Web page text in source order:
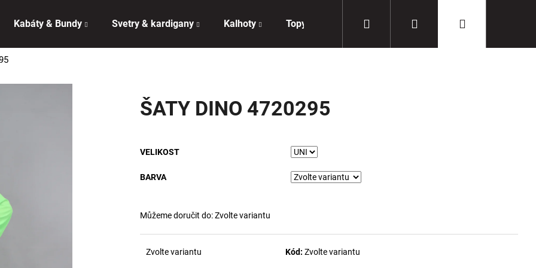
Kabáty & Bundy Svetry & kardigany Kalhoty Topy Doplňky Přihlášení
ŠATY DINO 4720295
VELIKOST
BARVA
Můžeme doručit do:Zvolte variantu
Zvolte variantu Kód: Zvolte variantu
HLEDAT